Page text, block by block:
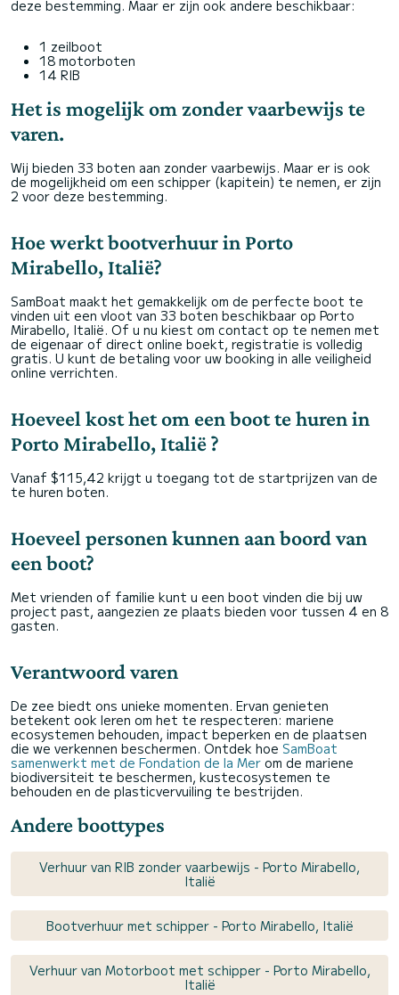
deze bestemming. Maar er zijn ook andere beschikbaar:
1 zeilboot
18 motorboten
14 RIB
Het is mogelijk om zonder vaarbewijs te
varen.
Wij bieden 33 boten aan zonder vaarbewijs. Maar er is ook
de mogelijkheid om een schipper (kapitein) te nemen, er zijn
2 voor deze bestemming.
Hoe werkt bootverhuur in Porto
Mirabello, Italië?
SamBoat maakt het gemakkelijk om de perfecte boot te
vinden uit een vloot van 33 boten beschikbaar op Porto
Mirabello, Italië. Of u nu kiest om contact op te nemen met
de eigenaar of direct online boekt, registratie is volledig
gratis. U kunt de betaling voor uw booking in alle veiligheid
online verrichten.
Hoeveel kost het om een boot te huren in
Porto Mirabello, Italië ?
Vanaf $115,42 krijgt u toegang tot de startprijzen van de
te huren boten.
Hoeveel personen kunnen aan boord van
een boot?
Met vrienden of familie kunt u een boot vinden die bij uw
project past, aangezien ze plaats bieden voor tussen 4 en 8
gasten.
Verantwoord varen
De zee biedt ons unieke momenten. Ervan genieten
betekent ook leren om het te respecteren: mariene
ecosystemen behouden, impact beperken en de plaatsen
die we verkennen beschermen. Ontdek hoe SamBoat
samenwerkt met de Fondation de la Mer om de mariene
biodiversiteit te beschermen, kustecosystemen te
behouden en de plasticvervuiling te bestrijden.
Andere boottypes
Verhuur van RIB zonder vaarbewijs - Porto Mirabello,
Italië
Bootverhuur met schipper - Porto Mirabello, Italië
Verhuur van Motorboot met schipper - Porto Mirabello,
Italië